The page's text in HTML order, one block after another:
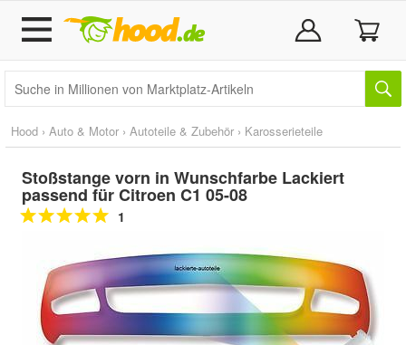
Hood › Auto & Motor › Autoteile & Zubehör › Karosserieteile
Stoßstange vorn in Wunschfarbe Lackiert
passend für Citroen C1 05-08
1